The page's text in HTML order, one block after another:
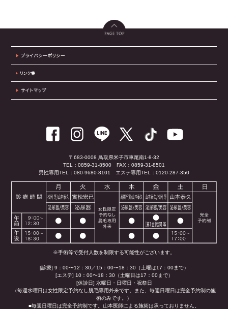
〒683-0008 鳥取県米子市車尾南1-8-32
TEL：0859-31-8500 FAX：0859-31-8501
男性専用TEL：080-9680-8101
エステ専用TEL：0120-287-350
※手術等で受付人数を制限する可能性がございます。
[診療] 9：00〜12：30／15：00〜18：30（土曜は17：00まで）
[エステ] 10：00〜18：30（土曜日は17：00まで）
[休診日] 水曜日・日曜日・祝祭日
（毎週水曜日は女性限定予約なし脱毛専用外来です。また、毎週日曜日は完全予約制の施
術のみです。）
■毎週日曜日は完全予約制です。山本医師による施術は承っておりません。